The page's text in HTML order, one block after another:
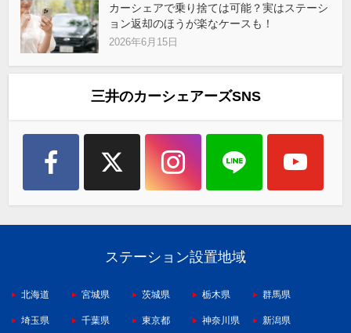
カーシェアで乗り捨ては可能？実はステーシ
ョン返却のほうが楽なケースも！
2026年6月15日
三井のカーシェアーズSNS
ステーション設置地域
北海道 宮城県 茨城県 栃木県 群馬県
埼玉県 千葉県 東京都 神奈川県 新潟県